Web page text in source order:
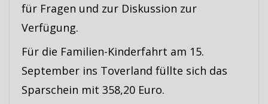
für Fragen und zur Diskussion zur
Verfügung.
Für die Familien-Kinderfahrt am 15.
September ins Toverland füllte sich das
Sparschein mit 358,20 Euro.